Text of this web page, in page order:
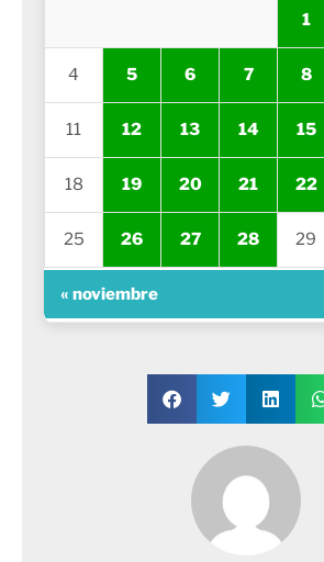
1
4 5 6 7 8
11 12 13 14 15
18 19 20 21 22
25 26 27 28 29
« noviembre